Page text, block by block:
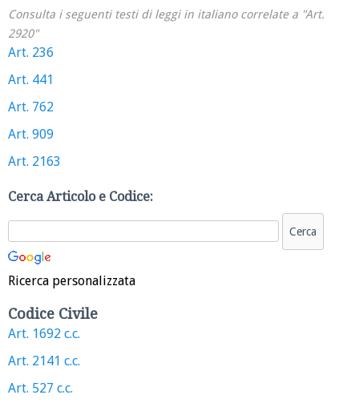
Consulta i seguenti testi di leggi in italiano correlate a "Art.
2920"
Art. 236
Art. 441
Art. 762
Art. 909
Art. 2163
Cerca Articolo e Codice:
Ricerca personalizzata
Codice Civile
Art. 1692 c.c.
Art. 2141 c.c.
Art. 527 c.c.